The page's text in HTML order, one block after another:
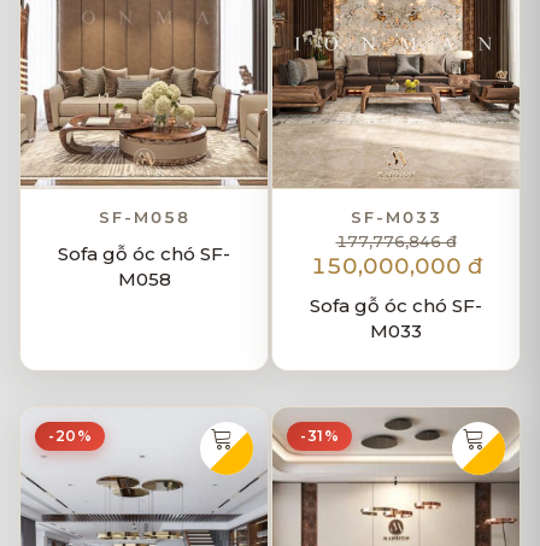
SF-M058
Sofa gỗ óc chó SF-
M058
SF-M033
177,776,846 đ
150,000,000 đ
Sofa gỗ óc chó SF-
M033
-20% -31%